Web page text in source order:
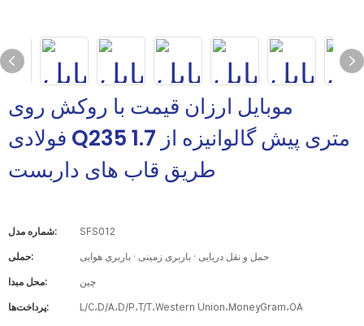
موبایل ارزان قیمت با روکش روی
فولادی Q235 1.7 متری پیش گالوانیزه از
طریق قاب های داربست
شماره مدل: SFS012
حملی: حمل و نقل دریایی · باربری زمینی · باربری هوایی
محل مبدا: چین
پرداخت‌ها: L/C،D/A،D/P،T/T،Western Union،MoneyGram،OA